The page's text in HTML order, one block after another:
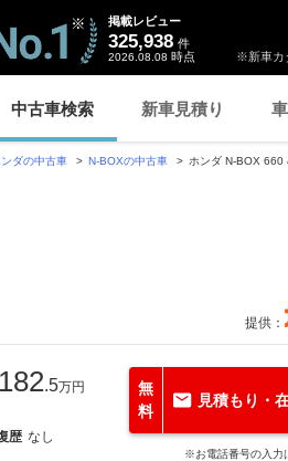
※新車カ
掲載レビュー
325,938 件
2026.08.08 時点
中古車検索 新車見積り
ンダの中古車 N-BOXの中古車 ホンダ N-BOX 660
提供：
182.5万円
歴 なし
無
料
見積もり・
※お電話番号の入力